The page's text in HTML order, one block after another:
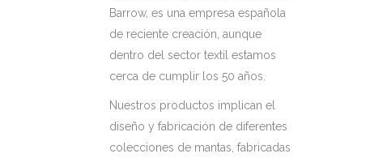
Barrow, es una empresa española
de reciente creación, aunque
dentro del sector textil estamos
cerca de cumplir los 50 años.
Nuestros productos implican el
diseño y fabricación de diferentes
colecciones de mantas, fabricadas